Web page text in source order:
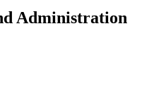
Administration